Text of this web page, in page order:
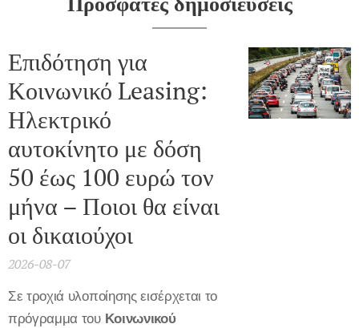
Επιδότηση για
Κοινωνικό Leasing:
Ηλεκτρικό
αυτοκίνητο με δόση
50 έως 100 ευρώ τον
μήνα – Ποιοι θα είναι
οι δικαιούχοι
2026-08-07
Σε τροχιά υλοποίησης εισέρχεται το
πρόγραμμα του Κοινωνικού